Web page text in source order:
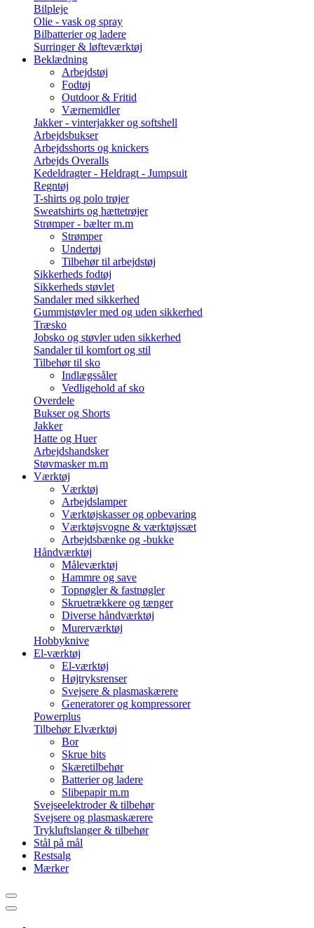
Bilpleje
Olie - vask og spray
Bilbatterier og ladere
Surringer & løfteværktøj
Beklædning
Arbejdstøj
Fodtøj
Outdoor & Fritid
Værnemidler
Jakker - vinterjakker og softshell
Arbejdsbukser
Arbejdsshorts og knickers
Arbejds Overalls
Kedeldragter - Heldragt - Jumpsuit
Regntøj
T-shirts og polo trøjer
Sweatshirts og hættetrøjer
Strømper - bælter m.m
Strømper
Undertøj
Tilbehør til arbejdstøj
Sikkerheds fodtøj
Sikkerheds støvlet
Sandaler med sikkerhed
Gummistøvler med og uden sikkerhed
Træsko
Jobsko og støvler uden sikkerhed
Sandaler til komfort og stil
Tilbehør til sko
Indlægssåler
Vedligehold af sko
Overdele
Bukser og Shorts
Jakker
Hatte og Huer
Arbejdshandsker
Støvmasker m.m
Værktøj
Værktøj
Arbejdslamper
Værktøjskasser og opbevaring
Værktøjsvogne & værktøjssæt
Arbejdsbænke og -bukke
Håndværktøj
Måleværktøj
Hammre og save
Topnøgler & fastnøgler
Skruetrækkere og tænger
Diverse håndværktøj
Murerværktøj
Hobbyknive
El-værktøj
El-værktøj
Højtryksrenser
Svejsere & plasmaskærere
Generatorer og kompressorer
Powerplus
Tilbehør Elværktøj
Bor
Skrue bits
Skæretilbehør
Batterier og ladere
Slibepapir m.m
Svejseelektroder & tilbehør
Svejsere og plasmaskærere
Trykluftslanger & tilbehør
Stål på mål
Restsalg
Mærker